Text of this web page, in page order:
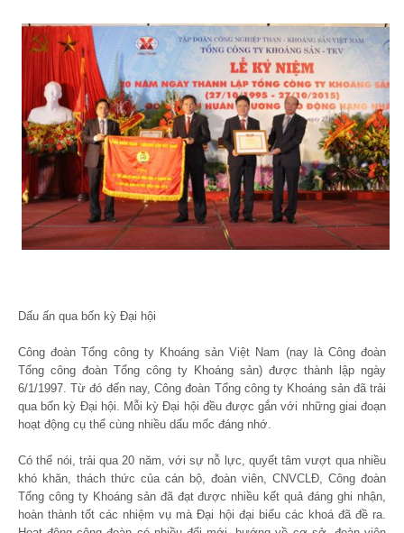
Dấu ấn qua bốn kỳ Đại hội
Công đoàn Tổng công ty Khoáng sản Việt Nam (nay là Công đoàn
Tổng công đoàn Tổng công ty Khoáng sản) được thành lập ngày
6/1/1997. Từ đó đến nay, Công đoàn Tổng công ty Khoáng sản đã trải
qua bốn kỳ Đại hội. Mỗi kỳ Đại hội đều được gắn với những giai đoạn
hoạt động cụ thể cùng nhiều dấu mốc đáng nhớ.
Có thể nói, trải qua 20 năm, với sự nỗ lực, quyết tâm vượt qua nhiều
khó khăn, thách thức của cán bộ, đoàn viên, CNVCLĐ, Công đoàn
Tổng công ty Khoáng sản đã đạt được nhiều kết quả đáng ghi nhận,
hoàn thành tốt các nhiệm vụ mà Đại hội đại biểu các khoá đã đề ra.